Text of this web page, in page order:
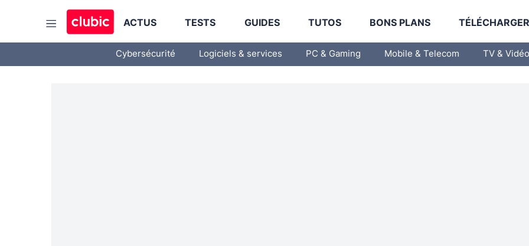
ACTUS TESTS GUIDES TUTOS BONS PLANS
Cybersécurité Logiciels & services PC & Gaming Mobile & Telecom TV & Vidéo